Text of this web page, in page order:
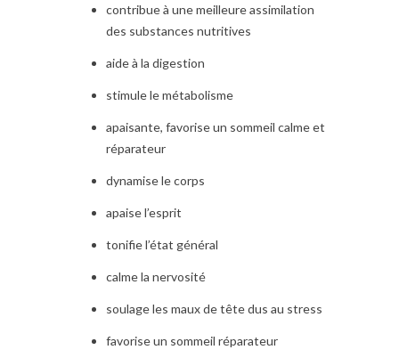
contribue à une meilleure assimilation
des substances nutritives
aide à la digestion
stimule le métabolisme
apaisante, favorise un sommeil calme et
réparateur
dynamise le corps
apaise l’esprit
tonifie l’état général
calme la nervosité
soulage les maux de tête dus au stress
favorise un sommeil réparateur